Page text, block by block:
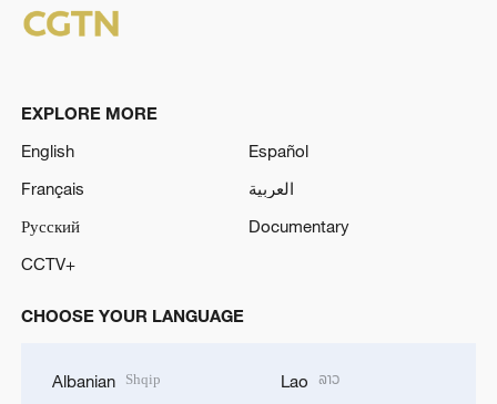
EXPLORE MORE
English
Español
Français
العربية
Русский
Documentary
CCTV+
CHOOSE YOUR LANGUAGE
Albanian Shqip Lao ລາວ